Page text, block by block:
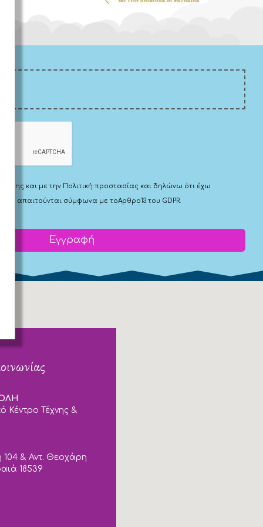
και με την Πολιτική προστασίας και δηλώνω ότι έχω
που απαιτούνται σύμφωνα με τοΑρθρο13 του GDPR.
Εγγραφή
Κέντρο Τέχνης &
104 & Αντ. Θεοχάρη
18539